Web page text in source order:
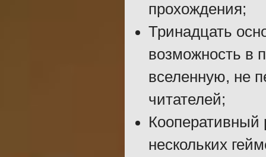
прохождения;
Тринадцать
возможность в
вселенную, не
читателей;
Кооперативный
нескольких